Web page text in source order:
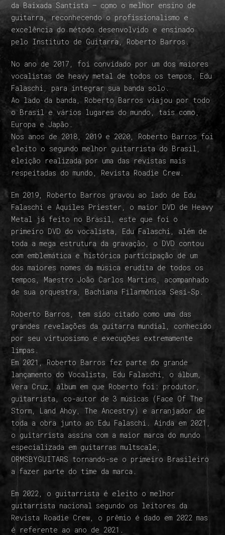
da Baixada Santista – como o melhor ensino de
guitarra, reconhecendo o profissionalismo e
excelência do método desenvolvido e ensinado
pelo Instituto de Guitarra, Roberto Barros.
No ano de 2017, foi convidado por um dos maiores
vocalistas de heavy metal de todos os tempos, Edu
Falaschi, para integrar sua banda solo.
Ao lado da banda, Roberto Barros viajou por todo
o Brasil e vários lugares do mundo, tais como,
Europa e Japão.
Nos anos de 2018, 2019 e 2020, Roberto Barros foi
eleito o segundo melhor guitarrista do Brasil,
eleição realizada por uma das revistas mais
respeitadas do mundo, Revista Roadie Crew.
Em 2019, Roberto Barros gravou ao lado de Edu
Falaschi e Aquiles Priester, o maior DVD de Heavy
Metal já feito no Brasil, este que foi o
primeiro DVD do vocalista, Edu Falaschi, além de
toda a mega estrutura da gravação, o DVD contou
com emblemática e histórica participação de um
dos maiores nomes da música erudita de todos os
tempos, Maestro João Carlos Martins, acompanhado
de sua orquestra, Bachiana Filarmônica Sesi-Sp.
Roberto Barros, tem sido citado como uma das
grandes revelações da guitarra mundial, conhecido
por seu virtuosismo e execuções extremamente
limpas.
Em 2021, Roberto Barros fez parte do grande
lançamento do Vocalista, Edu Falaschi, o álbum,
Vera Cruz, álbum em que Roberto foi: produtor,
guitarrista, co-autor de 3 músicas (Face Of The
Storm, Land Ahoy, The Ancestry) e arranjador de
toda a obra junto ao Edu Falaschi. Ainda em 2021,
o guitarrista assina com a maior marca do mundo
especializada em guitarras multscale,
ORMSBYGUITARS tornando-se o primeiro Brasileiro
a fazer parte do time da marca.
Em 2022, o guitarrista é eleito o melhor
guitarrista nacional segundo os leitores da
Revista Roadie Crew, o prêmio é dado em 2022 mas
é referente ao ano de 2021.